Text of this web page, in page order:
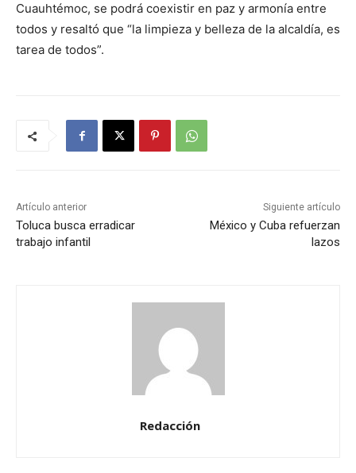
Cuauhtémoc, se podrá coexistir en paz y armonía entre
todos y resaltó que “la limpieza y belleza de la alcaldía, es
tarea de todos”.
Artículo anterior
Toluca busca erradicar
trabajo infantil
Siguiente artículo
México y Cuba refuerzan
lazos
Redacción